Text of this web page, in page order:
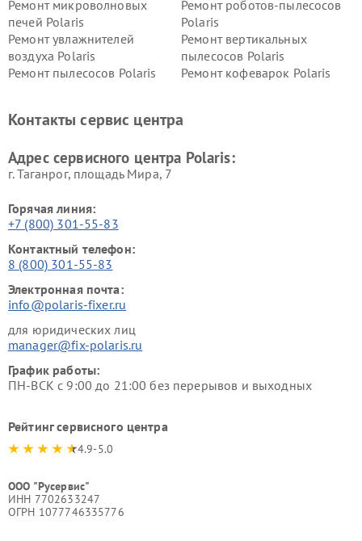
Ремонт микроволновых
печей Polaris
Ремонт роботов-пылесосов
Polaris
Ремонт увлажнителей
воздуха Polaris
Ремонт вертикальных
пылесосов Polaris
Ремонт пылесосов Polaris
Ремонт кофеварок Polaris
Контакты сервис центра
Адрес сервисного центра Polaris:
г. Таганрог, площадь Мира, 7
Горячая линия:
+7 (800) 301-55-83
Контактный телефон:
8 (800) 301-55-83
Электронная почта:
info@polaris-fixer.ru
для юридических лиц
manager@fix-polaris.ru
График работы:
ПН-ВСК с 9:00 до 21:00 без перерывов и выходных
Рейтинг сервисного центра
4.9-5.0
ООО "Русервис"
ИНН 7702633247
ОГРН 1077746335776